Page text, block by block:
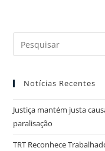
Notícias Recentes
Justiça mantém justa
paralisação
TRT Reconhece